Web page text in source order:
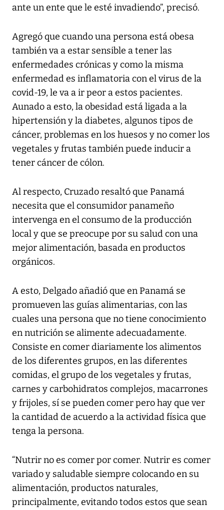
ante un ente que le esté invadiendo”, precisó.
Agregó que cuando una persona está obesa
también va a estar sensible a tener las
enfermedades crónicas y como la misma
enfermedad es inflamatoria con el virus de la
covid-19, le va a ir peor a estos pacientes.
Aunado a esto, la obesidad está ligada a la
hipertensión y la diabetes, algunos tipos de
cáncer, problemas en los huesos y no comer los
vegetales y frutas también puede inducir a
tener cáncer de cólon.
Al respecto, Cruzado resaltó que Panamá
necesita que el consumidor panameño
intervenga en el consumo de la producción
local y que se preocupe por su salud con una
mejor alimentación, basada en productos
orgánicos.
A esto, Delgado añadió que en Panamá se
promueven las guías alimentarias, con las
cuales una persona que no tiene conocimiento
en nutrición se alimente adecuadamente.
Consiste en comer diariamente los alimentos
de los diferentes grupos, en las diferentes
comidas, el grupo de los vegetales y frutas,
carnes y carbohidratos complejos, macarrones
y frijoles, sí se pueden comer pero hay que ver
la cantidad de acuerdo a la actividad física que
tenga la persona.
“Nutrir no es comer por comer. Nutrir es comer
variado y saludable siempre colocando en su
alimentación, productos naturales,
principalmente, evitando todos estos que sean